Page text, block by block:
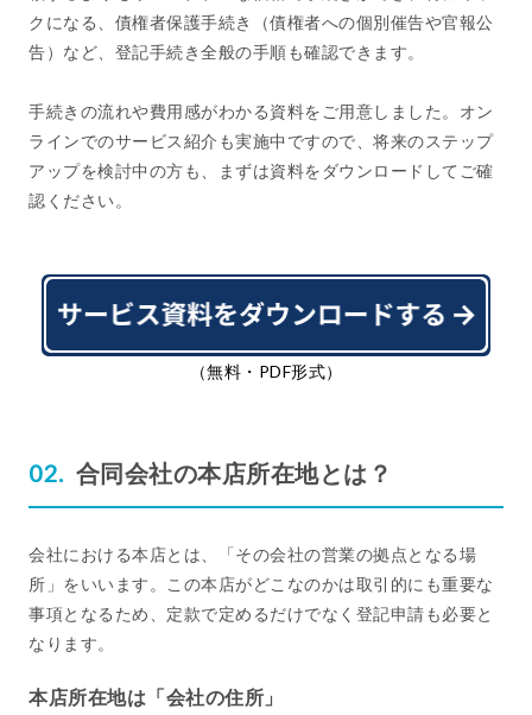
クになる、債権者保護手続き（債権者への個別催告や官報公
告）など、登記手続き全般の手順も確認できます。
手続きの流れや費用感がわかる資料をご用意しました。オン
ラインでのサービス紹介も実施中ですので、将来のステップ
アップを検討中の方も、まずは資料をダウンロードしてご確
認ください。
（無料・PDF形式）
合同会社の本店所在地とは？
会社における本店とは、「その会社の営業の拠点となる場
所」をいいます。この本店がどこなのかは取引的にも重要な
事項となるため、定款で定めるだけでなく登記申請も必要と
なります。
本店所在地は「会社の住所」